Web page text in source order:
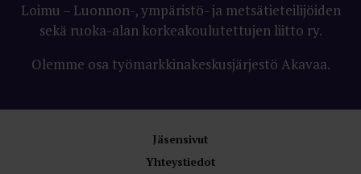
Loimu – Luonnon-, ympäristö- ja metsätieteilijöiden
sekä ruoka-alan korkeakoulutettujen liitto ry.
Olemme osa työmarkkinakeskusjärjestö Akavaa.
Jäsensivut
Yhteystiedot